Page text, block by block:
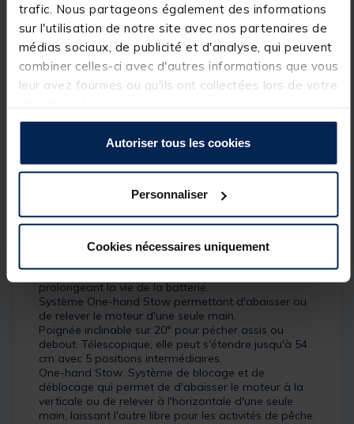
trafic. Nous partageons également des informations
sur l'utilisation de notre site avec nos partenaires de
médias sociaux, de publicité et d'analyse, qui peuvent
combiner celles-ci avec d'autres informations que vous
leur avez fournies ou qu'ils ont collectées lors de votre
Autoriser tous les cookies
Personnaliser
Cookies nécessaires uniquement
Caractéristiques :
Arbre en composite souple, protégé de la rouille,
robuste, 3 fois plus résistant que l'acier et flexible
Support de fixation multi-positions en composite
Poignée télescopique sur tous les modèles.
Hélice Weedless Wedge-2, permet de passer au
milieu dans plantes aquatiques peu importe la
vitesse utilisée, sans décharger la batterie.
Le Système Maximizer, comme nous l'avons dit
précédemment évoqué, régule la puissance du
réduisant ainsi la consommation électrique et
prolongeant la vie de la batterie.
Système One-hand Stow permettant d'abaisser ou
de relever le moteur d'une seule main.
Poignée inclinable sur 20° pour pécher assis ou
debout. Télescopique, elle peut s'étendre jusqu'à 54
cm avec 5 positions intermédiaires.
One-hand Stow: Système de blocage et de
déblocage qui permet de d'abaisser le moteur à la
verticale ou de relever à l'horizontale d'une seule
main, laissant l'autre libre pour les activités de pêche.